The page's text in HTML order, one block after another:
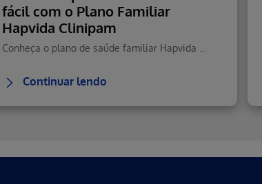
fácil com o Plano Familiar
Hapvida Clinipam
Continuar lendo